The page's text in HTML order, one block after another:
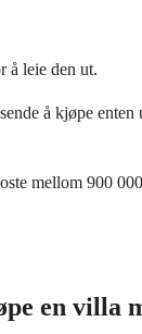
å leie den ut.
å kjøpe
mellom 900
en villa